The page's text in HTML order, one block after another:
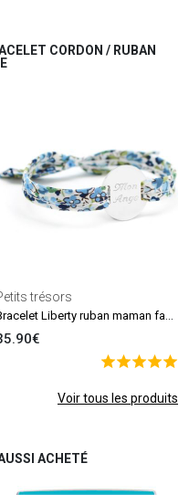
CORDON / RUBAN
trésors
Bracelet Liberty ruban maman family personnalisable (argent 925°)
Voir tous les produits
ACHETÉ